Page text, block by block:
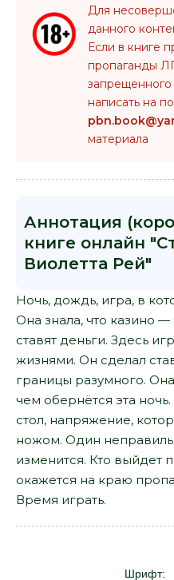
Для
данного
Если в книге
пропаганды
запрещенного
написать на
материала
Аннотация
книге онлайн
Виолетта Рей"
Ночь, дождь, игра, в
Она знала, что казино
ставят деньги. Здесь
жизнями. Он сделал
границы разумного.
чем обернётся эта
стол, напряжение,
ножом. Один
изменится. Кто выйдет
окажется на краю
Время играть.
Шрифт: